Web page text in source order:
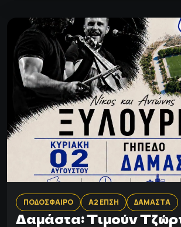
ΠΟΔΟΣΦΑΙΡΟ Α2 ΕΠΣΗ ΔΑΜΑΣΤΑ
Δαμάστα: Tιμούν